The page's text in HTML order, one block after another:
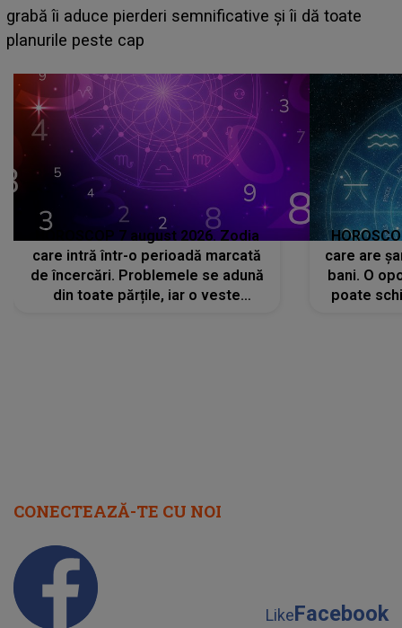
face o MĂRTURISIRE NEAȘTEPTATĂ despre mama
sa: "I-am spus și ei în față, eu nu te iubesc pentru
HOROSCOP 7 august 2026. Zodia
care intră într-o perioadă marcată
de încercări. Problemele se adună
din toate părțile, iar o veste
care are
bani. O
poate
CONECTEAZĂ-TE CU NOI
LikeFacebook